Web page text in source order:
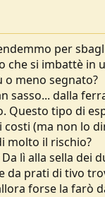
per
che si imbattè in
o meno segnato?
dalla
tipo di
(ma non lo
molto il rischio?
lì alla sella dei
da prati di tivo
forse la farò